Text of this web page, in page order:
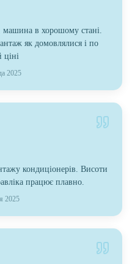
машина в хорошому стані.
як домовлялися і по
ціні
2025
кондиціонерів. Висоти
працює плавно.
2025